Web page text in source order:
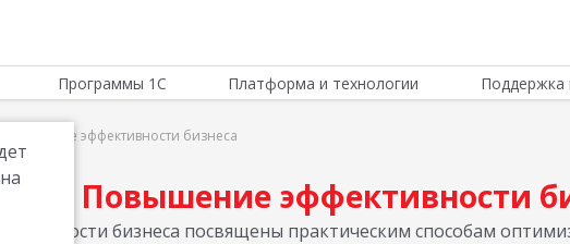
Программы 1С Платформа и технологии Поддержка
Повышение эффективности бизнеса
Повышение эффективности
бизнеса посвящены практическим способам